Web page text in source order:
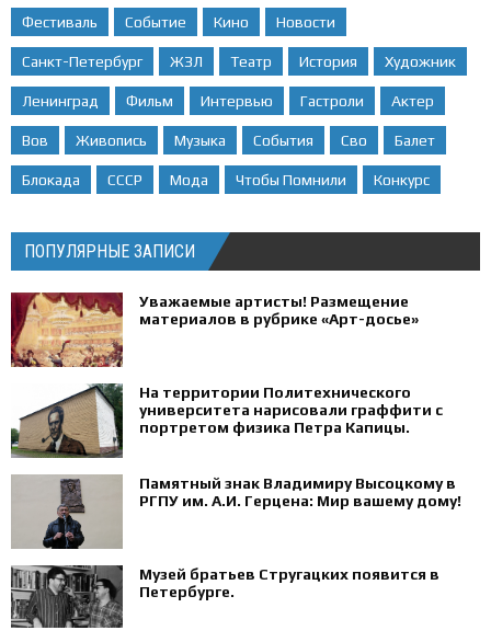
Фестиваль Событие Кино Новости
Санкт-Петербург ЖЗЛ Театр История Художник
Ленинград Фильм Интервью Гастроли Актер
Вов Живопись Музыка События Сво Балет
Блокада СССР Мода Чтобы Помнили Конкурс
ПОПУЛЯРНЫЕ ЗАПИСИ
Уважаемые артисты! Размещение
материалов в рубрике «Арт-досье»
На территории Политехнического
университета нарисовали граффити с
портретом физика Петра Капицы.
Памятный знак Владимиру Высоцкому в
РГПУ им. А.И. Герцена: Мир вашему дому!
Музей братьев Стругацких появится в
Петербурге‍.